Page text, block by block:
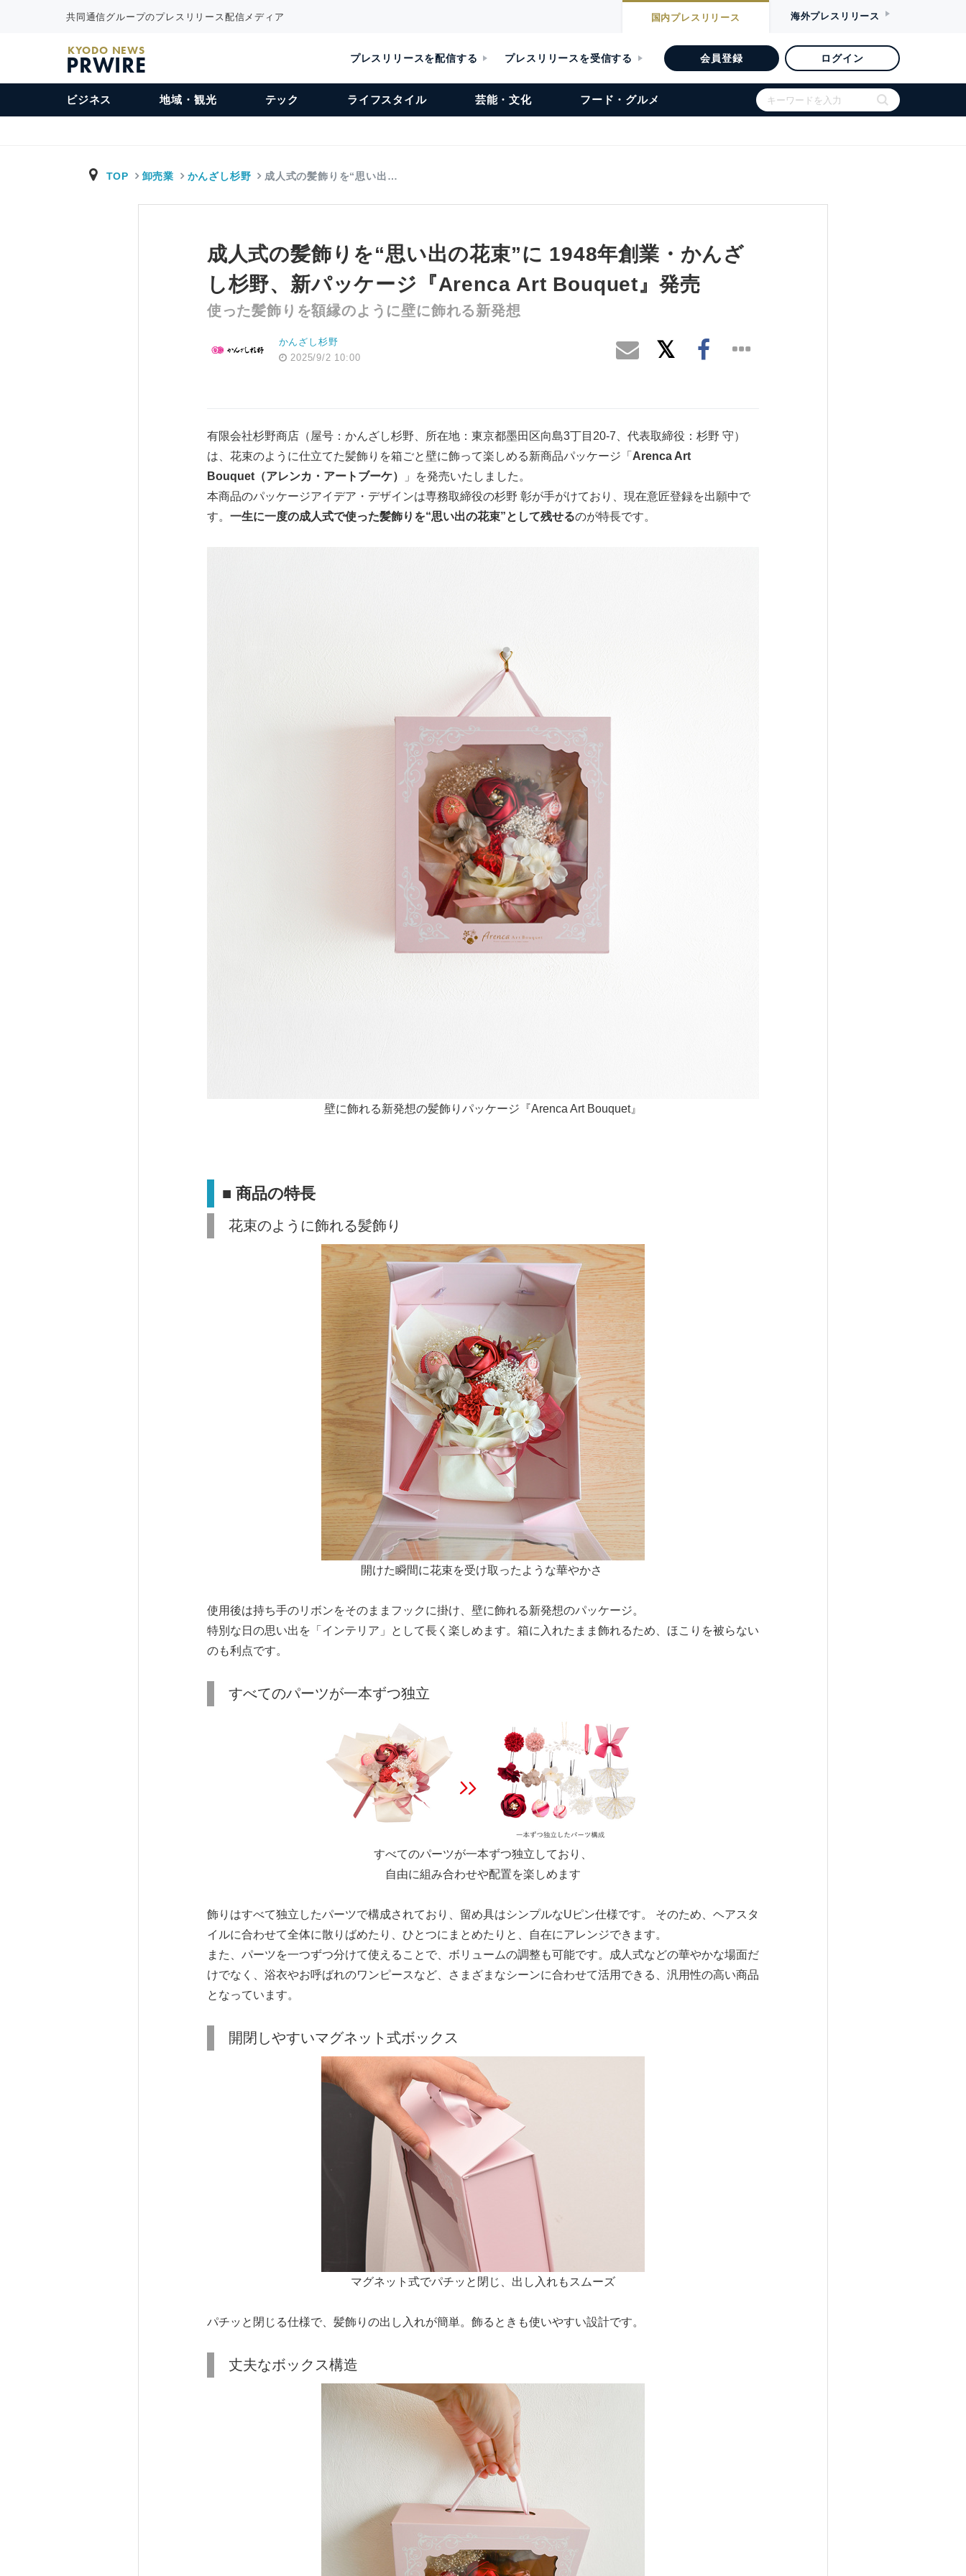
共同通信グループのプレスリリース配信メディア 国内プレスリリース 海外プレスリリース
KYODO NEWS
PRWIRE プレスリリースを配信する プレスリリースを受信する 会員登録 ログイン
ビジネス 地域・観光 テック ライフスタイル 芸能・文化 フード・グルメ
TOP 卸売業 かんざし杉野 成人式の髪飾りを“思い出…
成人式の髪飾りを“思い出の花束”に 1948年創業・かんざ
し杉野、新パッケージ『Arenca Art Bouquet』発売
使った髪飾りを額縁のように壁に飾れる新発想
かんざし杉野
2025/9/2 10:00
有限会社杉野商店（屋号：かんざし杉野、所在地：東京都墨田区向島3丁目20-7、代表取締役：杉野 守）
は、花束のように仕立てた髪飾りを箱ごと壁に飾って楽しめる新商品パッケージ「 Arenca Art
Bouquet（アレンカ・アートブーケ）
」を発売いたしました。
本商品のパッケージアイデア・デザインは専務取締役の杉野 彰が手がけており、現在意匠登録を出願中で
す。 一生に一度の成人式で使った髪飾りを“思い出の花束”として残せるのが特長です。
壁に飾れる新発想の髪飾りパッケージ 『Arenca Art Bouquet』
■ 商品の特長
花束のように飾れる髪飾り
開けた瞬間に花束を受け取ったような華やかさ
使用後は持ち手のリボンをそのままフックに掛け、壁に飾れる新発想のパッケージ。
特別な日の思い出を「インテリア」として長く楽しめます。箱に入れたまま飾れるため、ほこりを被らない
のも利点です。
すべてのパーツが一本ずつ独立
すべてのパーツが一本ずつ独立しており、
自由に組み合わせや配置を楽しめます
飾りはすべて独立したパーツで構成されており、留め具はシンプルなUピン仕様です。 そのため、ヘアスタ
イルに合わせて全体に散りばめたり、ひとつにまとめたりと、自在にアレンジできます。
また、パーツを一つずつ分けて使えることで、ボリュームの調整も可能です。成人式などの華やかな場面だ
けでなく、浴衣やお呼ばれのワンピースなど、さまざまなシーンに合わせて活用できる、汎用性の高い商品
となっています。
開閉しやすいマグネット式ボックス
マグネット式でパチッと閉じ、出し入れもスムーズ
パチッと閉じる仕様で、髪飾りの出し入れが簡単。飾るときも使いやすい設計です。
丈夫なボックス構造
Japanese
English